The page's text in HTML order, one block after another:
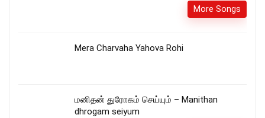
More Songs
Mera Charvaha Yahova Rohi
மனிதன் துரோகம் செய்யும் – Manithan
dhrogam seiyum